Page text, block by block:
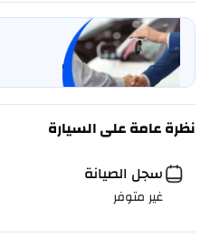
بيع سيارتي
خليها على كارسويتش
نظرة عامة على السيارة
سجل الصيانة
غير متوفر